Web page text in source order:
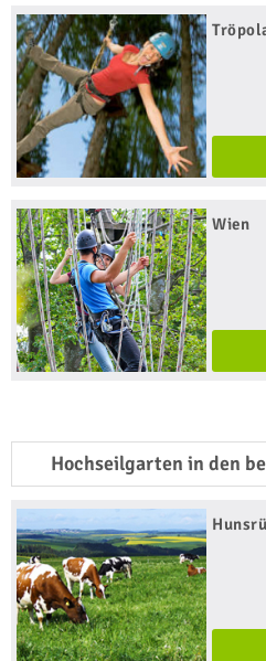
Wien
Hochseilgarten in den